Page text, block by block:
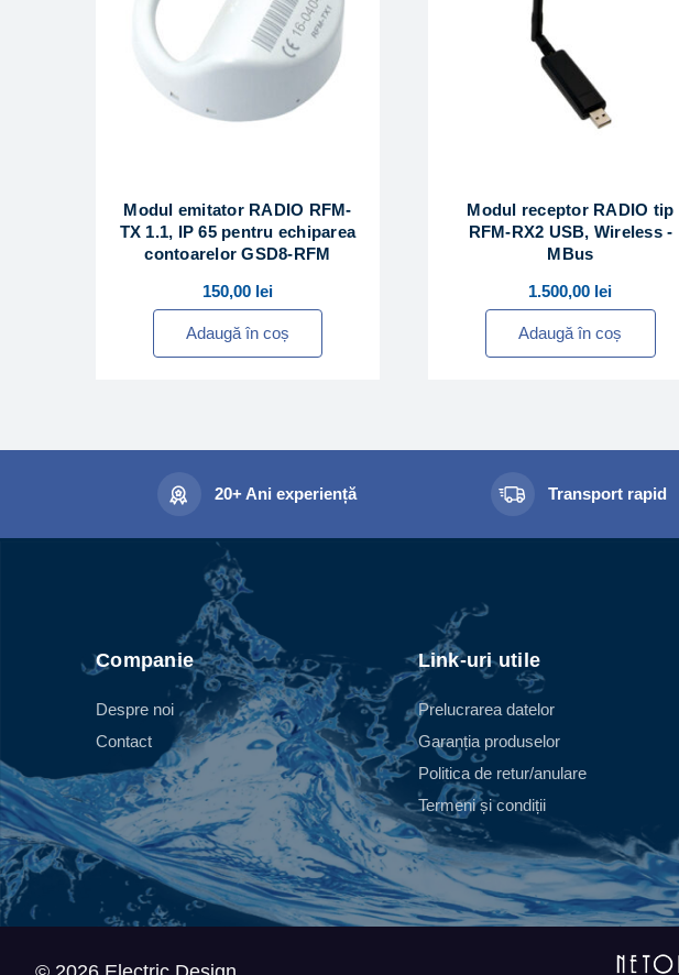
Modul emitator RADIO RFM-
TX 1.1, IP 65 pentru echiparea
contoarelor GSD8-RFM
150,00 lei
Adaugă în coș
Modul receptor RADIO tip
RFM-RX2 USB, Wireless -
MBus
1.500,00 lei
Adaugă în coș
20+ Ani experiență Transport rapid
Companie
Despre noi
Contact
Link-uri utile
Prelucrarea datelor
Garanția produselor
Politica de retur/anulare
Termeni și condiții